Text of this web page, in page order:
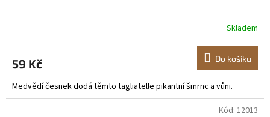
Skladem
59 Kč Do košíku
Medvědí česnek dodá těmto tagliatelle pikantní šmrnc a vůni.
Kód: 12013